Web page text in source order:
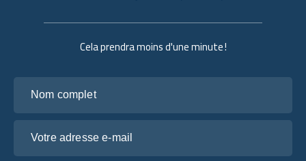
Cela prendra moins d'une minute !